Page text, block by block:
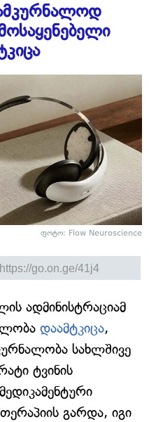
ფოტო: Flow Neuroscience
ადმინისტრაციამ
დაამტკიცა,
სახლშივე
ტვინის
გარდა, იგი